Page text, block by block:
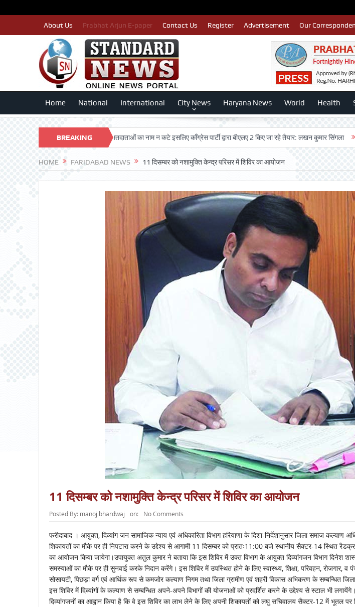
About Us Prabhat Arjun E-paper Contact Us Register Advertisement Our
Home National International City News Haryana News World Health
BREAKING
NEWS
TRUST पात्र मतदाताओं का नाम न कटे इसलिए काँग्रेस पार्टी द्वारा बीएलए 2 किए जा रहे तैयार: लखन कुमार सिंगला सिद्धपीठ
HOME FARIDABAD NEWS 11 दिसम्बर को नशामुक्ति केन्द्र परिसर में शिविर का आयोजन
11 दिसम्बर को नशामुक्ति केन्द्र परिसर में शिविर का आयोजन
Posted By: manoj bhardwaj on: No Comments
फरीदाबाद । आयुक्त, दिव्यांग जन सामाजिक न्याय एवं अधिकारिता विभाग हरियाणा के दिशा-निर्देशानुसार जिला समाज कल्याण
शिकायतों का मौके पर ही निपटारा करने के उद्देश्य से आगामी 11 दिसम्बर को प्रातः11:00 बजे स्थानीय सैक्टर-14 स्थित
का आयोजन किया जायेगा।उपायुक्त अतुल कुमार ने बताया कि इस शिविर में उक्त विभाग के आयुक्त दिव्यांगजन विभाग दिनेश
समस्याओं का मौके पर ही सुनवाई करके निदान करेंगे। इस शिविर में उपस्थित होने के लिए स्वास्थ्य, शिक्षा, परिवहन, रोजगार, व
सोसायटी, पिछड़ा वर्ग एवं आर्थिक रूप से कमजोर कल्याण निगम तथा जिला ग्रामीण एवं शहरी विकास अभिकरण के सम्बन्धित
इस शिविर में दिव्यांगों के कल्याण से सम्बन्धित अपने-अपने विभागों की योजनाओं को प्रदर्शित करने के उद्देश्य से स्टाल भी
दिव्यांगजनों का आह्वान किया है कि वे इस शिविर का लाभ लेने के लिए अपनी शिकायतों को लघु सचिवालय सैक्टर-12 में भूतल